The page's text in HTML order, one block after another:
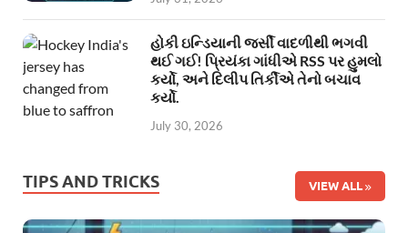
હોકી ઇન્ડિયાની જર્સી વાદળીથી ભગવી
થઈ ગઈ! પ્રિયંકા ગાંધીએ RSS પર હુમલો
કર્યો, અને દિલીપ તિર્કીએ તેનો બચાવ
કર્યો.
July 30, 2026
TIPS AND TRICKS VIEW ALL